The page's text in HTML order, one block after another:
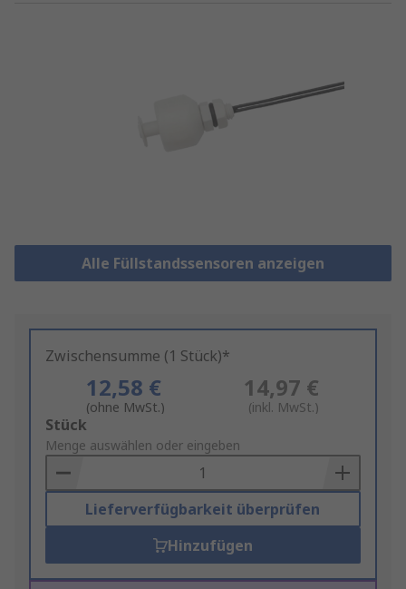
Alle Füllstandssensoren anzeigen
Zwischensumme (1 Stück)*
12,58 €
(ohne MwSt.)
14,97 €
(inkl. MwSt.)
Add
to
Basket
Stück
Menge auswählen oder eingeben
Lieferverfügbarkeit überprüfen
Hinzufügen